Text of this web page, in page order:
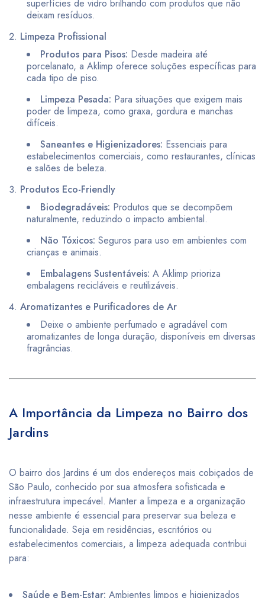
superfícies de vidro brilhando com produtos que não
deixam resíduos.
Limpeza Profissional
Produtos para Pisos: Desde madeira até
porcelanato, a Aklimp oferece soluções específicas para
cada tipo de piso.
Limpeza Pesada: Para situações que exigem mais
poder de limpeza, como graxa, gordura e manchas
difíceis.
Saneantes e Higienizadores: Essenciais para
estabelecimentos comerciais, como restaurantes, clínicas
e salões de beleza.
Produtos Eco-Friendly
Biodegradáveis: Produtos que se decompõem
naturalmente, reduzindo o impacto ambiental.
Não Tóxicos: Seguros para uso em ambientes com
crianças e animais.
Embalagens Sustentáveis: A Aklimp prioriza
embalagens recicláveis e reutilizáveis.
Aromatizantes e Purificadores de Ar
Deixe o ambiente perfumado e agradável com
aromatizantes de longa duração, disponíveis em diversas
fragrâncias.
A Importância da Limpeza no Bairro dos
Jardins
O bairro dos Jardins é um dos endereços mais cobiçados de
São Paulo, conhecido por sua atmosfera sofisticada e
infraestrutura impecável. Manter a limpeza e a organização
nesse ambiente é essencial para preservar sua beleza e
funcionalidade. Seja em residências, escritórios ou
estabelecimentos comerciais, a limpeza adequada contribui
para:
Saúde e Bem-Estar: Ambientes limpos e higienizados